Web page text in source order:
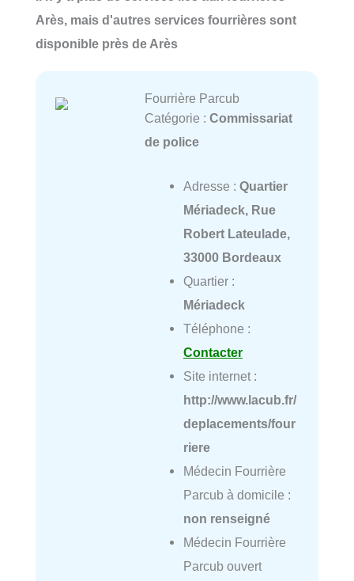
Arès, mais d'autres services fourrières sont
disponible près de Arès
Fourrière Parcub
Catégorie : Commissariat
de police
Adresse : Quartier
Mériadeck, Rue
Robert Lateulade,
33000 Bordeaux
Quartier :
Mériadeck
Téléphone :
Contacter
Site internet :
http://www.lacub.fr/
deplacements/four
riere
Médecin Fourrière
Parcub à domicile :
non renseigné
Médecin Fourrière
Parcub ouvert